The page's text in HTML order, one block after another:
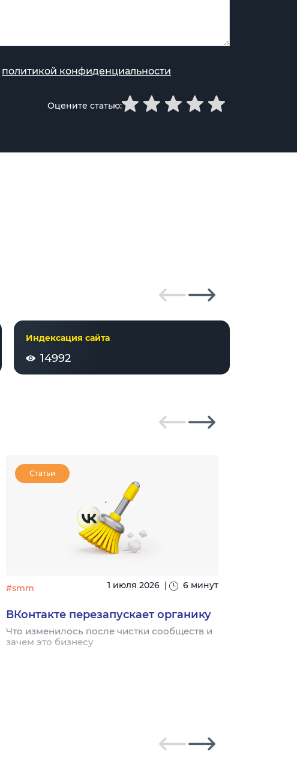
политикой конфиденциальности
Оцените статью:
Индексация сайта
14992
Статьи
#smm 1 июля 2026 6 минут
ВКонтакте перезапускает органику
Что изменилось после чистки сообществ и
зачем это бизнесу